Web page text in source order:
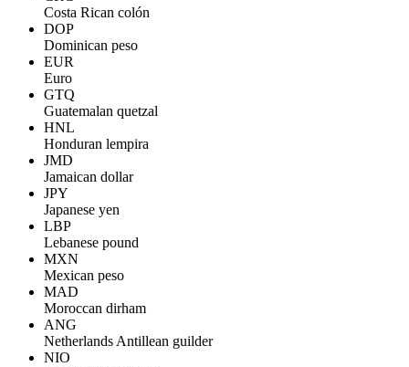
Costa Rican colón
DOP
Dominican peso
EUR
Euro
GTQ
Guatemalan quetzal
HNL
Honduran lempira
JMD
Jamaican dollar
JPY
Japanese yen
LBP
Lebanese pound
MXN
Mexican peso
MAD
Moroccan dirham
ANG
Netherlands Antillean guilder
NIO